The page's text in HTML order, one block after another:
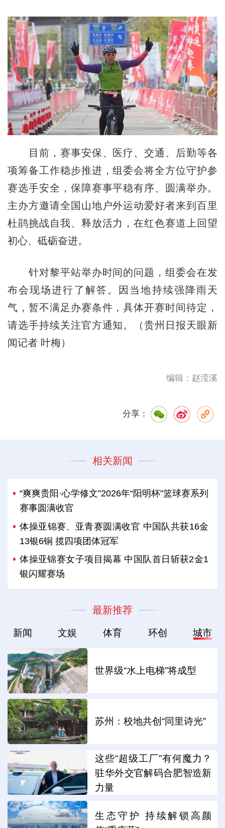
目前，赛事安保、医疗、交通、后勤等各
项筹备工作稳步推进，组委会将全方位守护参
赛选手安全，保障赛事平稳有序、圆满举办。
主办方邀请全国山地户外运动爱好者来到百里
杜鹃挑战自我、释放活力，在红色赛道上回望
初心、砥砺奋进。
针对黎平站举办时间的问题，组委会在发
布会现场进行了解答。因当地持续强降雨天
气，暂不满足办赛条件，具体开赛时间待定，
请选手持续关注官方通知。（贵州日报天眼新
闻记者 叶梅）
编辑：赵滢溪
分享：
相关新闻
“爽爽贵阳·心学修文”2026年“阳明杯”篮球赛系列
赛事圆满收官
体操亚锦赛、亚青赛圆满收官 中国队共获16金
13银6铜 揽四项团体冠军
体操亚锦赛女子项目揭幕 中国队首日斩获2金1
银闪耀赛场
最新推荐
新闻 文娱 体育 环创 城市
世界级“水上电梯”将成型
苏州：校地共创“同里诗光”
这些“超级工厂”有何魔力？
驻华外交官解码合肥智造新
力量
生态守护 持续解锁高颜